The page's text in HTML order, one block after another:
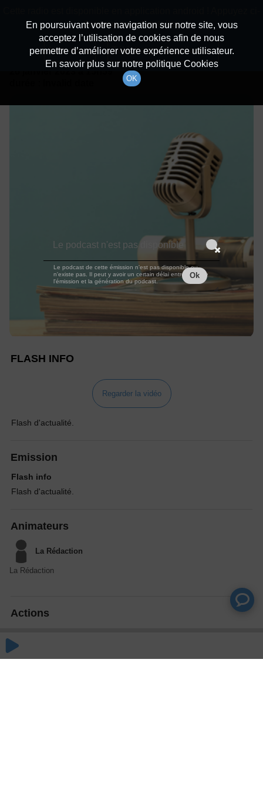
Détails De L'épisode
à 15h59
FLASH INFO
Regarder la vidéo
Flash d'actualité.
Emission
Flash info
Flash d'actualité.
Animateurs
La Rédaction
La Rédaction
Actions
En poursuivant votre navigation sur notre site, vous
acceptez l’utilisation de cookies afin de nous
permettre d’améliorer votre expérience utilisateur.
En savoir plus sur notre politique Cookies
OK
dessous pour l'installer.
Non merci Télécharger l'application
Le podcast n'est pas disponible
Le podcast de cette émission n'est pas disponible ou
n'existe pas. Il peut y avoir un certain délai entre la fin de
l'émission et la génération du podcast.
Ok